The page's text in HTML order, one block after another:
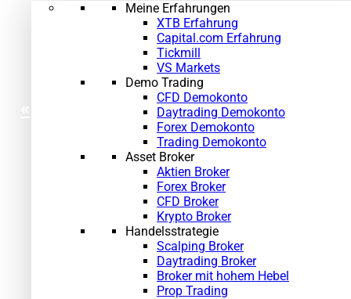
Meine Erfahrungen
XTB Erfahrung
Capital.com Erfahrung
Tickmill
VS Markets
Demo Trading
CFD Demokonto
Daytrading Demokonto
Forex Demokonto
Trading Demokonto
Asset Broker
Aktien Broker
Forex Broker
CFD Broker
Krypto Broker
Handelsstrategie
Scalping Broker
Daytrading Broker
Broker mit hohem Hebel
Prop Trading